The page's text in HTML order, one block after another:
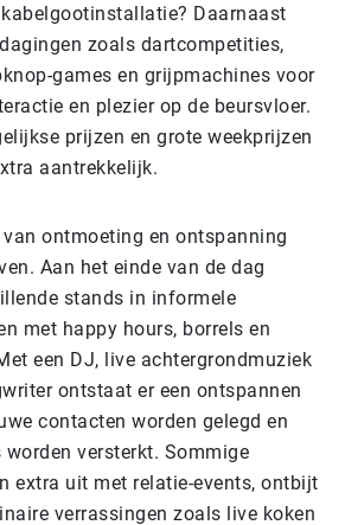
Daarnaast
zoals dartcompetities,
games en grijpmachines voor
en plezier op de beursvloer.
prijzen en grote weekprijzen
aantrekkelijk.
ontmoeting en ontspanning
Aan het einde van de dag
stands in informele
met happy hours, borrels en
een DJ, live achtergrondmuziek
ontstaat er een ontspannen
contacten worden gelegd en
versterkt. Sommige
extra uit met relatie-events, ontbijt
verrassingen zoals live koken